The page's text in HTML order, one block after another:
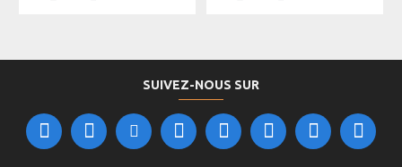
SUIVEZ-NOUS SUR